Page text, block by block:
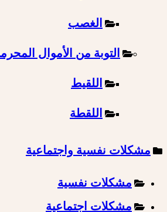
الغصب
التوبة من الأموال
اللقيط
اللقطة
مشكلات نفسية واجتماعية
مشكلات نفسية
مشكلات اجتماعية